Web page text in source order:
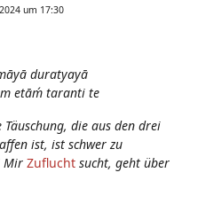
um 17:30
duratyayā
etāḿ taranti te
die aus den drei
ist, ist schwer zu
Mir Zuflucht sucht, geht über